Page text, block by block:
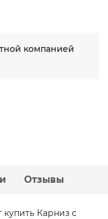
компанией
Отзывы
Карниз с